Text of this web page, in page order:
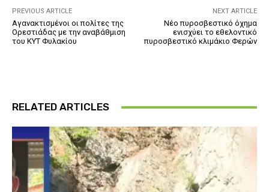
PREVIOUS ARTICLE
Αγανακτισμένοι οι πολίτες της
Ορεστιάδας με την αναβάθμιση
του ΚΥΤ Φυλακίου
NEXT ARTICLE
Νέο πυροσβεστικό όχημα
ενισχύει το εθελοντικό
πυροσβεστικό κλιμάκιο Φερών
RELATED ARTICLES